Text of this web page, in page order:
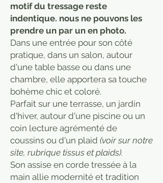
motif du tressage reste
indentique. nous ne pouvons les
prendre un par un en photo.
Dans une entrée pour son côté
pratique, dans un salon, autour
d'une table basse ou dans une
chambre, elle apportera sa touche
bohème chic et coloré.
Parfait sur une terrasse, un jardin
d'hiver, autour d'une piscine ou un
coin lecture agrémenté de
coussins ou d'un plaid (voir sur notre
site, rubrique tissus et plaids).
Son assise en corde tressée à la
main allie modernité et tradition